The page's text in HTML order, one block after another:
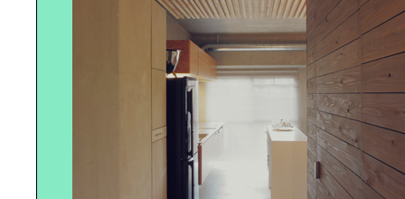
ジュースで｜体をクレンズしよう！
理想の住まい、｜考えてみません